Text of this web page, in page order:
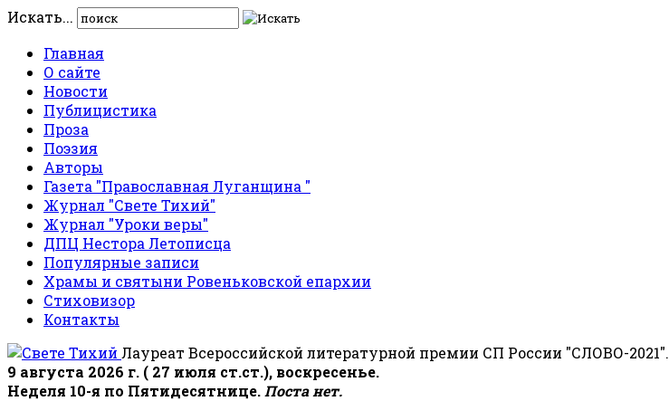
Искать...
Главная
О сайте
Новости
Публицистика
Проза
Поэзия
Авторы
Газета "Православная Луганщина "
Журнал "Свете Тихий"
Журнал "Уроки веры"
ДПЦ Нестора Летописца
Популярные записи
Храмы и святыни Ровеньковской епархии
Стиховизор
Контакты
Лауреат Всероссийской литературной премии СП России "СЛОВО-2021".
9 августа 2026 г. ( 27 июля ст.ст.), воскресенье.
Неделя 10-я по Пятидесятнице. Поста нет.